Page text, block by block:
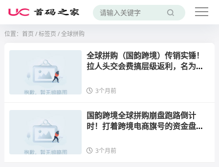
位置： 首页 /标签页 / 全球拼购
全球拼购（国韵跨境）传销实锤！
拉人头交会费搞层级返利，名为跨
3个月前
国韵跨境全球拼购崩盘跑路倒计
时！打着跨境电商旗号的资金盘骗
返利是跑路丧钟！
3个月前